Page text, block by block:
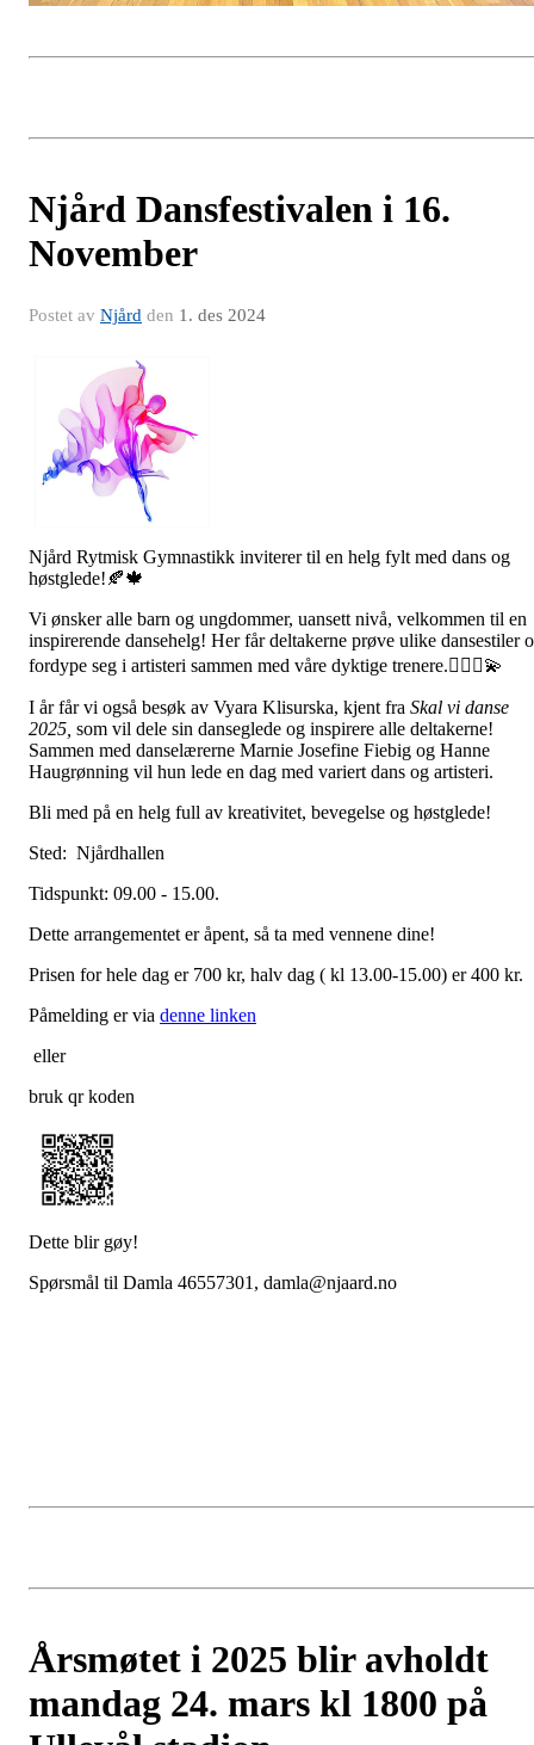
Njård Dansfestivalen i 16.
November
Postet av Njård den 1. des 2024
Njård Rytmisk Gymnastikk inviterer til en helg fylt med dans og
høstglede!🍂🍁
Vi ønsker alle barn og ungdommer, uansett nivå, velkommen til en
inspirerende dansehelg! Her får deltakerne prøve ulike dansestiler
fordype seg i artisteri sammen med våre dyktige trenere.🤸🏻‍♀💫
I år får vi også besøk av Vyara Klisurska, kjent fra Skal vi danse
2025, som vil dele sin danseglede og inspirere alle deltakerne!
Sammen med danselærerne Marnie Josefine Fiebig og Hanne
Haugrønning vil hun lede en dag med variert dans og artisteri.
Bli med på en helg full av kreativitet, bevegelse og høstglede!
Sted: Njårdhallen
Tidspunkt: 09.00 - 15.00.
Dette arrangementet er åpent, så ta med vennene dine!
Prisen for hele dag er 700 kr, halv dag ( kl 13.00-15.00) er 400 kr.
Påmelding er via denne linken
eller
bruk qr koden
Dette blir gøy!
Spørsmål til Damla 46557301, damla@njaard.no
Årsmøtet i 2025 blir avholdt
mandag 24. mars kl 1800 på